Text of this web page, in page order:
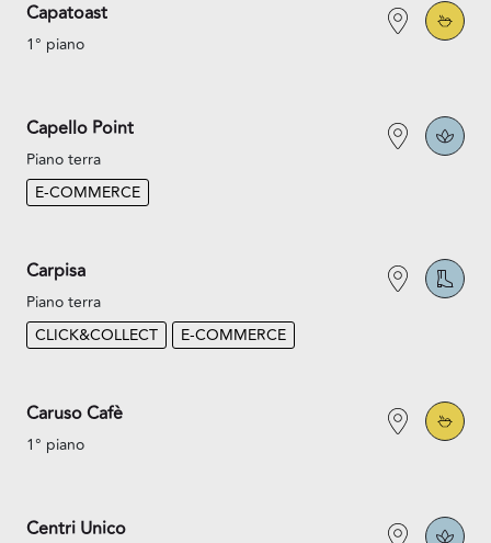
Capatoast
1° piano
Capello Point
Piano terra
E-COMMERCE
Carpisa
Piano terra
CLICK&COLLECT
E-COMMERCE
Caruso Cafè
1° piano
Centri Unico